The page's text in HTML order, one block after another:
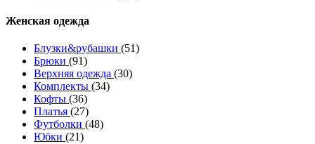
Женская одежда
Блузки&рубашки (51)
Брюки (91)
Верхняя одежда (30)
Комплекты (34)
Кофты (36)
Платья (27)
Футболки (48)
Юбки (21)